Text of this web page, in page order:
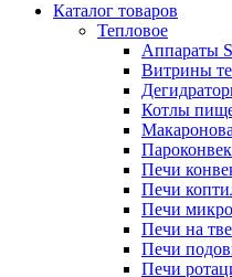
Каталог товаров
Тепловое
Аппараты
Витрины
Котлы
Печи
Печи
Печи
Печи на
Печи
Печи